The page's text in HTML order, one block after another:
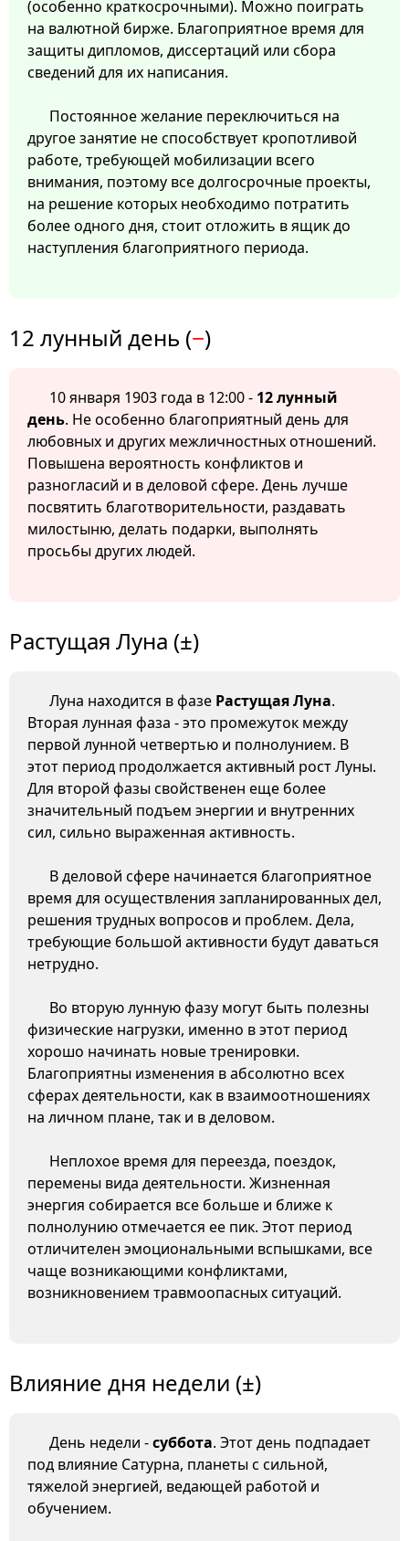
(особенно краткосрочными). Можно поиграть
на валютной бирже. Благоприятное время для
защиты дипломов, диссертаций или сбора
сведений для их написания.
Постоянное желание переключиться на
другое занятие не способствует кропотливой
работе, требующей мобилизации всего
внимания, поэтому все долгосрочные проекты,
на решение которых необходимо потратить
более одного дня, стоит отложить в ящик до
наступления благоприятного периода.
12 лунный день (−)
10 января 1903 года в 12:00 - 12 лунный
день. Не особенно благоприятный день для
любовных и других межличностных отношений.
Повышена вероятность конфликтов и
разногласий и в деловой сфере. День лучше
посвятить благотворительности, раздавать
милостыню, делать подарки, выполнять
просьбы других людей.
Растущая Луна (±)
Луна находится в фазе Растущая Луна.
Вторая лунная фаза - это промежуток между
первой лунной четвертью и полнолунием. В
этот период продолжается активный рост Луны.
Для второй фазы свойственен еще более
значительный подъем энергии и внутренних
сил, сильно выраженная активность.
В деловой сфере начинается благоприятное
время для осуществления запланированных дел,
решения трудных вопросов и проблем. Дела,
требующие большой активности будут даваться
нетрудно.
Во вторую лунную фазу могут быть полезны
физические нагрузки, именно в этот период
хорошо начинать новые тренировки.
Благоприятны изменения в абсолютно всех
сферах деятельности, как в взаимоотношениях
на личном плане, так и в деловом.
Неплохое время для переезда, поездок,
перемены вида деятельности. Жизненная
энергия собирается все больше и ближе к
полнолунию отмечается ее пик. Этот период
отличителен эмоциональными вспышками, все
чаще возникающими конфликтами,
возникновением травмоопасных ситуаций.
Влияние дня недели (±)
День недели -суббота. Этот день подпадает
под влияние Сатурна, планеты с сильной,
тяжелой энергией, ведающей работой и
обучением.